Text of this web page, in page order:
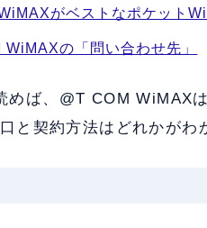
がベストなポケット
WiMAXの「問い合わせ先」
めば、@T COM WiMAX
と契約方法はどれかがわ